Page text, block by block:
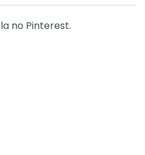
no Pinterest.